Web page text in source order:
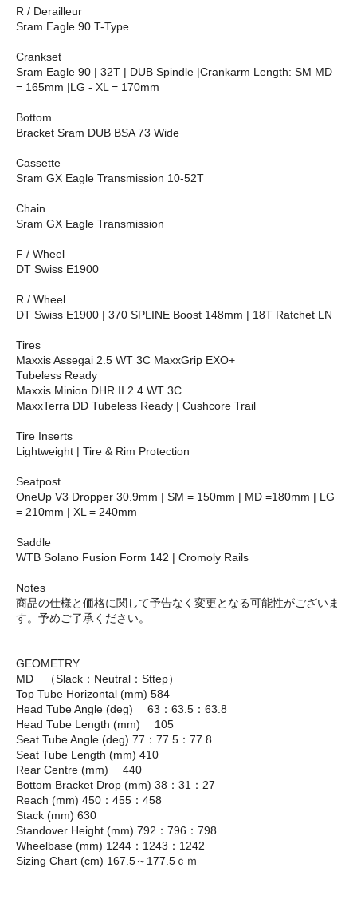
R / Derailleur
Sram Eagle 90 T-Type
Crankset
Sram Eagle 90 | 32T | DUB Spindle |Crankarm Length: SM MD
= 165mm |LG - XL = 170mm
Bottom
Bracket Sram DUB BSA 73 Wide
Cassette
Sram GX Eagle Transmission 10-52T
Chain
Sram GX Eagle Transmission
F / Wheel
DT Swiss E1900
R / Wheel
DT Swiss E1900 | 370 SPLINE Boost 148mm | 18T Ratchet LN
Tires
Maxxis Assegai 2.5 WT 3C MaxxGrip EXO+
Tubeless Ready
Maxxis Minion DHR II 2.4 WT 3C
MaxxTerra DD Tubeless Ready | Cushcore Trail
Tire Inserts
Lightweight | Tire & Rim Protection
Seatpost
OneUp V3 Dropper 30.9mm | SM = 150mm | MD =180mm | LG
= 210mm | XL = 240mm
Saddle
WTB Solano Fusion Form 142 | Cromoly Rails
Notes
商品の仕様と価格に関して予告なく変更となる可能性がございま
す。予めご了承ください。
GEOMETRY
MD （Slack：Neutral：Sttep）
Top Tube Horizontal (mm) 584
Head Tube Angle (deg) 63：63.5：63.8
Head Tube Length (mm) 105
Seat Tube Angle (deg) 77：77.5：77.8
Seat Tube Length (mm) 410
Rear Centre (mm) 440
Bottom Bracket Drop (mm) 38：31：27
Reach (mm) 450：455：458
Stack (mm) 630
Standover Height (mm) 792：796：798
Wheelbase (mm) 1244：1243：1242
Sizing Chart (cm) 167.5～177.5ｃｍ